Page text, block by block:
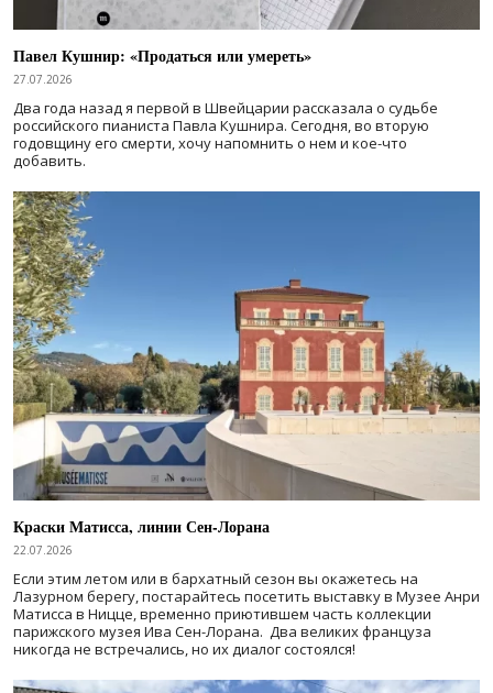
Павел Кушнир: «Продаться или умереть»
27.07.2026
Два года назад я первой в Швейцарии рассказала о судьбе
российского пианиста Павла Кушнира. Сегодня, во вторую
годовщину его смерти, хочу напомнить о нем и кое-что
добавить.
Краски Матисса, линии Сен-Лорана
22.07.2026
Если этим летом или в бархатный сезон вы окажетесь на
Лазурном берегу, постарайтесь посетить выставку в Музее Анри
Матисса в Ницце, временно приютившем часть коллекции
парижского музея Ива Сен-Лорана. Два великих француза
никогда не встречались, но их диалог состоялся!